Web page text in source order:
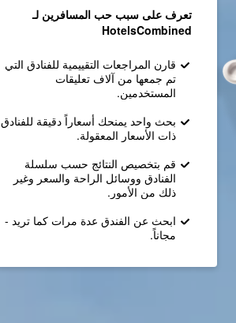
تعرف على سبب حب المسافرين لـ
HotelsCombined
قارن المراجعات التقييمية للفنادق التي
تم جمعها من آلاف تعليقات
المستخدمين.
بحث واحد يمنحك أسعاراً دقيقة للفنادق
ذات الأسعار المعقولة.
قم بتخصيص النتائج حسب سلسلة
الفنادق ووسائل الراحة والسعر وغير
ذلك من الأمور.
ابحث عن الفندق عدة مرات كما تريد -
مجاناً.